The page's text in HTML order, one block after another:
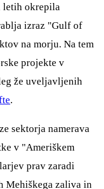
okrepila
izraz "Gulf of
na morju. Na tem
projekte v
že uveljavljenih
.
sektorja namerava
v "Ameriškem
prav zaradi
zaliva in